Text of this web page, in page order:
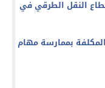
النقل الطرقي في
بممارسة مهام